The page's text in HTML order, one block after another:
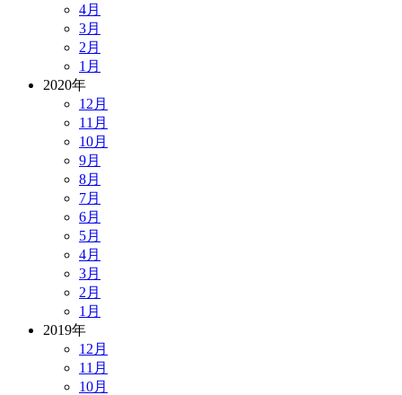
4月
3月
2月
1月
2020年
12月
11月
10月
9月
8月
7月
6月
5月
4月
3月
2月
1月
2019年
12月
11月
10月